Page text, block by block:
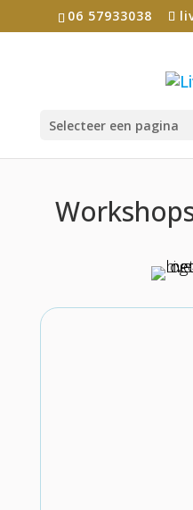
06 57933038
Selecteer een pagina